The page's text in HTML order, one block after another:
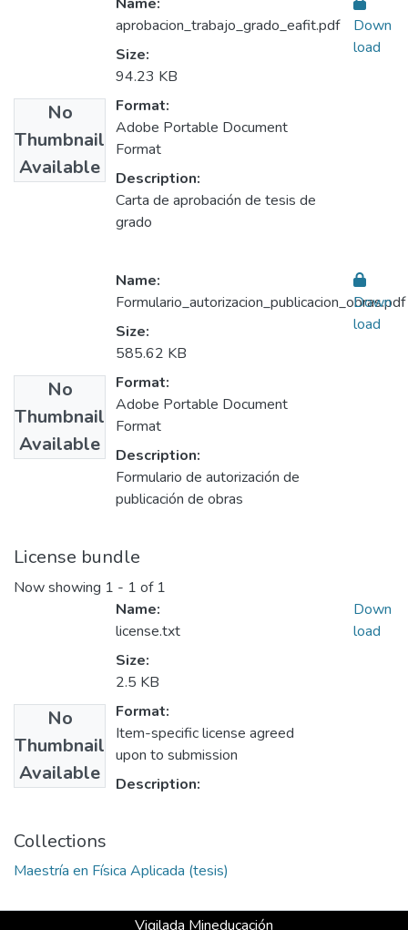
No
Thumbnail
Available
aprobacion_trabajo_grado_eafit.pdf
Size:
94.23 KB
Format:
Adobe Portable Document
Format
Description:
Carta de aprobación de tesis de
grado
Down
load
No
Thumbnail
Available
Name:
Formulario_autorizacion_publicacion_obras.pdf
Size:
585.62 KB
Format:
Adobe Portable Document
Format
Description:
Formulario de autorización de
publicación de obras
Down
load
License bundle
Now showing 1 - 1 of 1
No
Thumbnail
Available
Name:
license.txt
Size:
2.5 KB
Format:
Item-specific license agreed
upon to submission
Description:
Down
load
Collections
Maestría en Física Aplicada (tesis)
Vigilada Mineducación